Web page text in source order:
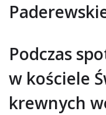
Podczas
w kościele
krewnych